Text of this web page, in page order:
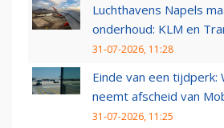
Luchthavens Napels
onderhoud: KLM en
31-07-2026, 11:28
Einde van een tijdperk:
neemt afscheid van
31-07-2026, 11:25